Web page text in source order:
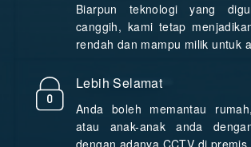
Biarpun teknologi yang
canggih, kami tetap
rendah dan mampu milik untuk
Lebih Selamat
Anda boleh memantau
atau anak-anak anda